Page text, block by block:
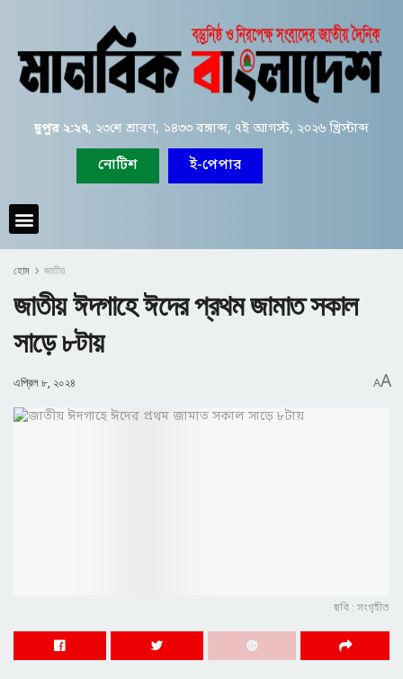
দুপুর ২:২৭, ২৩শে শ্রাবণ, ১৪৩৩ বঙ্গাব্দ, ৭ই আগস্ট, ২০২৬ খ্রিস্টাব্দ
নোটিশ ই-পেপার
হোম জাতীয়
জাতীয় ঈদগাহে ঈদের প্রথম জামাত সকাল
সাড়ে ৮টায়
এপ্রিল ৮, ২০২৪ AA
ছবি : সংগৃহীত